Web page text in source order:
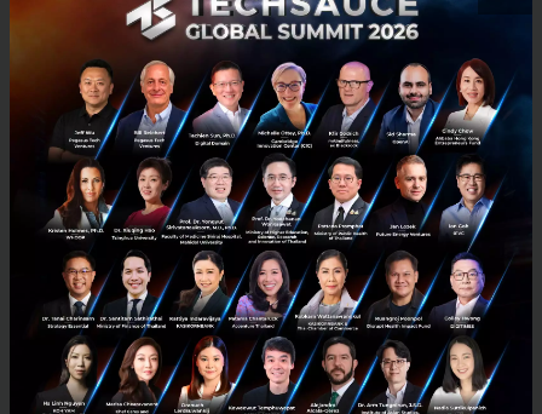
การเปิดตัว Financial Analysis Solution ครั้งนี้ เป็นการ
เดิมพันครั้งสำคัญของ Anthropic ที่จะพิสูจน์ว่า Claude ไม่
ได้เป็นเพียง LLM สำหรับงานทั่วไป แต่พร้อมที่จะลงสนาม
แข่งขันในตลาดเฉพาะทางที่มีมูลค่าสูงอย่างบริการทางการ
เงิน ซึ่งต้องจับตาดูต่อไปว่า Claude จะสามารถชิงส่วนแบ่ง
ตลาดและก้าวขึ้นเป็นเครื่องมือที่ขาดไม่ได้สำหรับองค์กร
ในอุตสาหกรรมนี้ได้สำเร็จหรือไม่
Finovate